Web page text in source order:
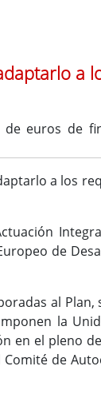
a
euros de
a los
de
al Plan,
la
en el pleno
de